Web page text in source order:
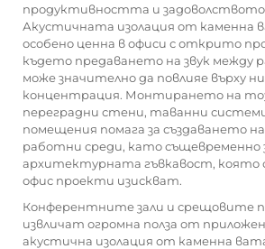
продуктивността и
Акустичната изолация от каменна
особено ценна в офиси с открито
където предаването на звук
може значително да повлияе върху
концентрация. Монтирането на
переградни стени, таванни
помещения помага за създаването
работни среди, като същевременно
архитектурната гъвкавост, която
офис проекти изискват.
Конферентните зали и срещовите
извличат огромна полза от
акустична изолация от каменна